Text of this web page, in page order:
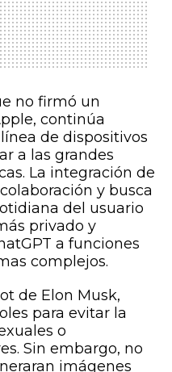
no firmó un
continúa
de dispositivos
a las grandes
La integración de
y busca
del usuario
privado y
a funciones
complejos.
de Elon Musk,
para evitar la
o
Sin embargo, no
imágenes